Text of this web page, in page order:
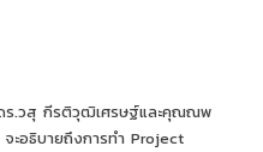
ร.วสุ กีรติวุฒิเศรษฐ์และคุณณพ
อธิบายถึงการทำ Project